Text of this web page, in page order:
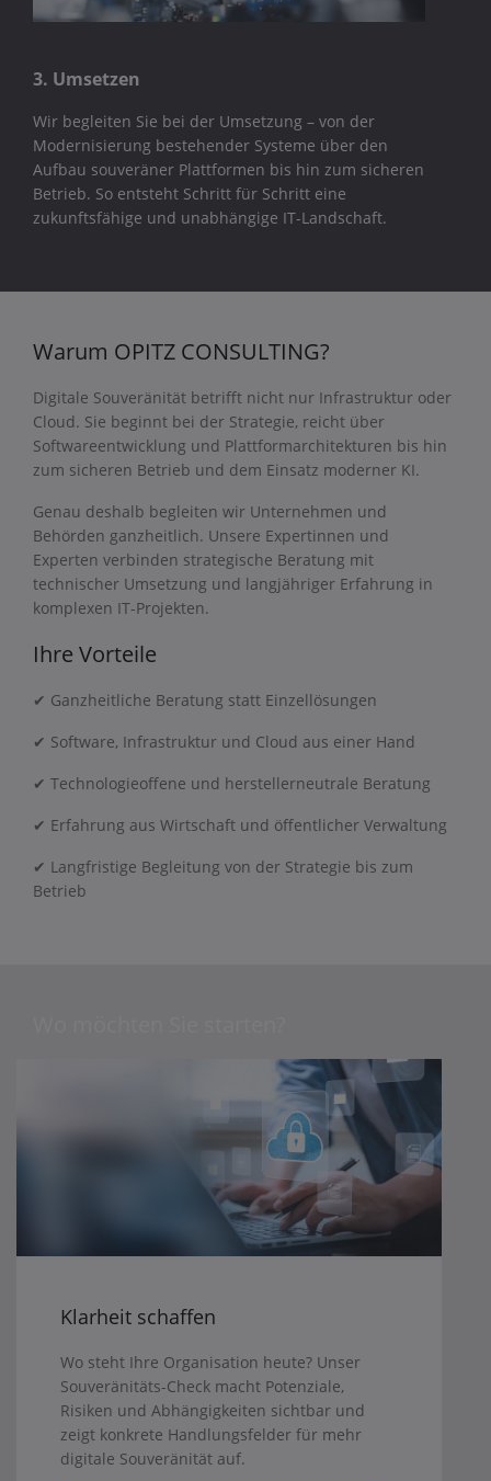
3. Umsetzen
Wir begleiten Sie bei der Umsetzung – von der
Modernisierung bestehender Systeme über den
Aufbau souveräner Plattformen bis hin zum sicheren
Betrieb. So entsteht Schritt für Schritt eine
zukunftsfähige und unabhängige IT-Landschaft.
Warum OPITZ CONSULTING?
Digitale Souveränität betrifft nicht nur Infrastruktur oder
Cloud. Sie beginnt bei der Strategie, reicht über
Softwareentwicklung und Plattformarchitekturen bis hin
zum sicheren Betrieb und dem Einsatz moderner KI.
Genau deshalb begleiten wir Unternehmen und
Behörden ganzheitlich. Unsere Expertinnen und
Experten verbinden strategische Beratung mit
technischer Umsetzung und langjähriger Erfahrung in
komplexen IT-Projekten.
Ihre Vorteile
✔ Ganzheitliche Beratung statt Einzellösungen
✔ Software, Infrastruktur und Cloud aus einer Hand
✔ Technologieoffene und herstellerneutrale Beratung
✔ Erfahrung aus Wirtschaft und öffentlicher Verwaltung
✔ Langfristige Begleitung von der Strategie bis zum
Betrieb
Klarheit schaffen
Wo steht Ihre Organisation heute? Unser
Souveränitäts-Check macht Potenziale,
Risiken und Abhängigkeiten sichtbar und
zeigt konkrete Handlungsfelder für mehr
digitale Souveränität auf.